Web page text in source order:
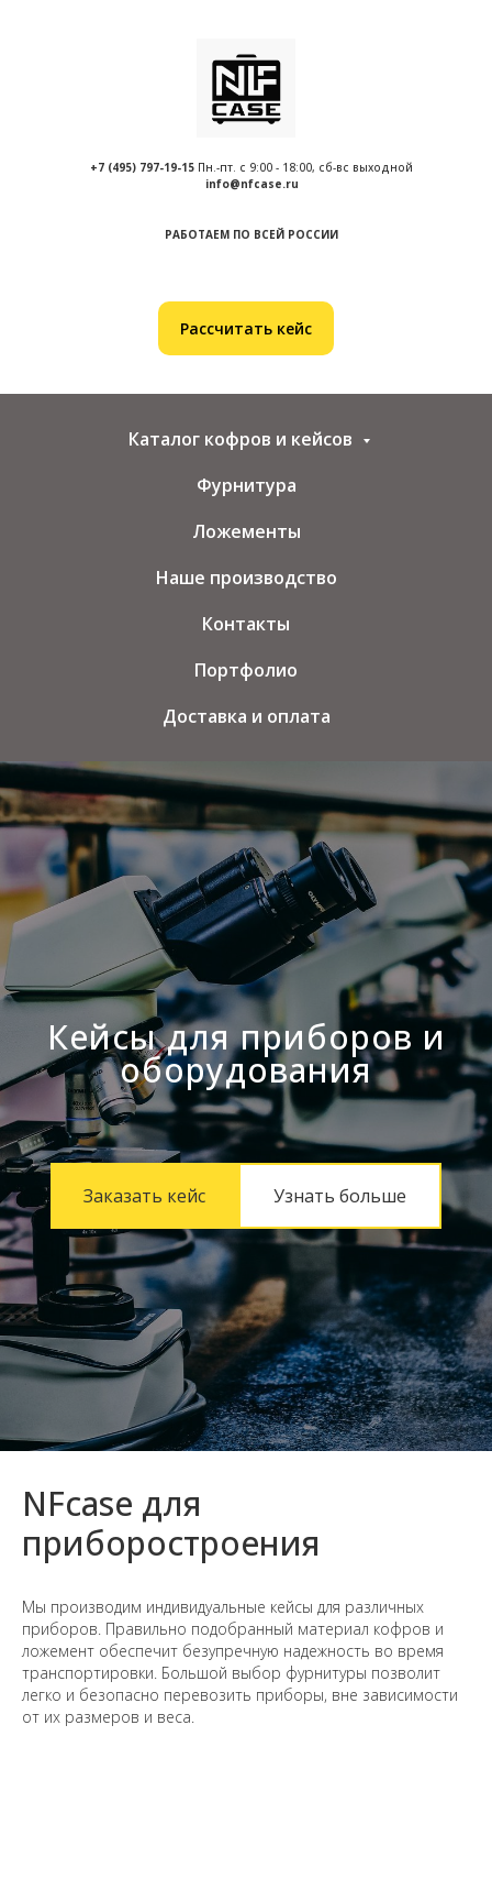
+7 (495) 797-19-15 Пн.-пт. с 9:00 - 18:00, сб-вс выходной
info@nfcase.ru
РАБОТАЕМ ПО ВСЕЙ РОССИИ
Рассчитать кейс
Каталог кофров и кейсов
Фурнитура
Ложементы
Наше производство
Контакты
Портфолио
Доставка и оплата
Кейсы для приборов и
оборудования
Заказать кейс Узнать больше
NFcase для
приборостроения
Мы производим индивидуальные кейсы для различных
приборов. Правильно подобранный материал кофров и
ложемент обеспечит безупречную надежность во время
транспортировки. Большой выбор фурнитуры позволит
легко и безопасно перевозить приборы, вне зависимости
от их размеров и веса.